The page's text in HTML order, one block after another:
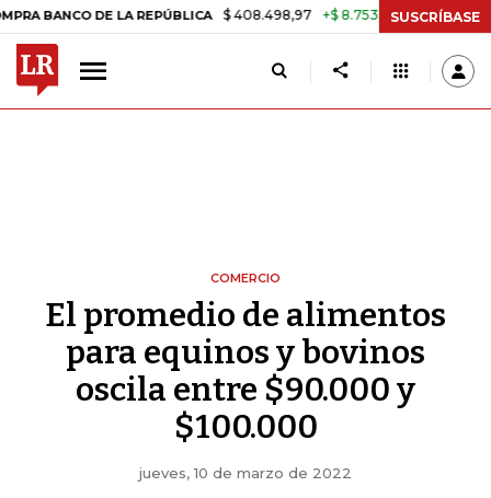
DE LA REPÚBLICA $ 408.498,97 +$ 8.753,81 +2,19% TASA DE
SUSCRÍBASE
COMERCIO
El promedio de alimentos
para equinos y bovinos
oscila entre $90.000 y
$100.000
jueves, 10 de marzo de 2022